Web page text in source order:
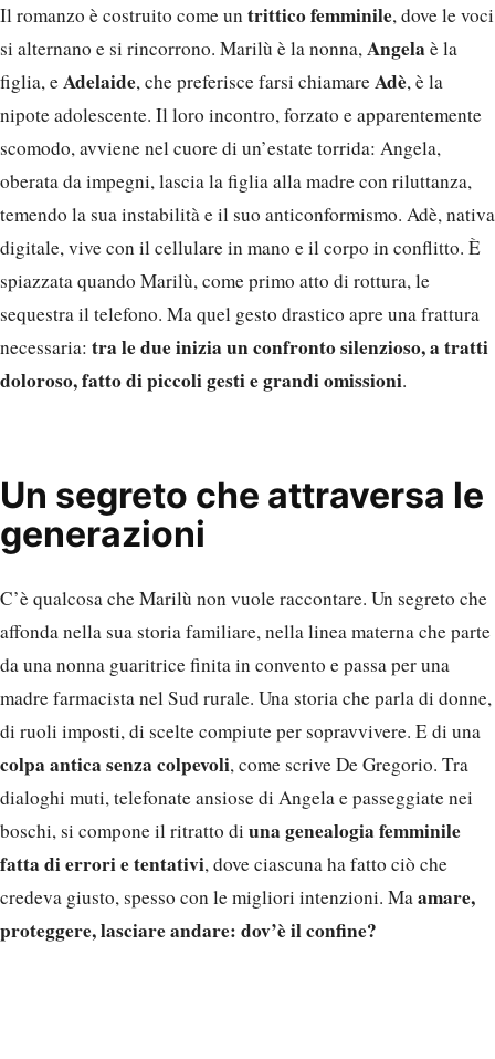
Il romanzo è costruito come untrittico femminile, dove le voci
si alternano e si rincorrono. Marilù è la nonna,Angela è la
figlia, eAdelaide, che preferisce farsi chiamareAdè, è la
nipote adolescente. Il loro incontro, forzato e apparentemente
scomodo, avviene nel cuore di un’estate torrida: Angela,
oberata da impegni, lascia la figlia alla madre con riluttanza,
temendo la sua instabilità e il suo anticonformismo. Adè, nativa
digitale, vive con il cellulare in mano e il corpo in conflitto. È
spiazzata quando Marilù, come primo atto di rottura, le
sequestra il telefono. Ma quel gesto drastico apre una frattura
necessaria: tra le due inizia un confronto silenzioso, a tratti
doloroso, fatto di piccoli gesti e grandi omissioni.
Un segreto che attraversa le
generazioni
C’è qualcosa che Marilù non vuole raccontare. Un segreto che
affonda nella sua storia familiare, nella linea materna che parte
da una nonna guaritrice finita in convento e passa per una
madre farmacista nel Sud rurale. Una storia che parla di donne,
di ruoli imposti, di scelte compiute per sopravvivere. E di una
colpa antica senza colpevoli, come scrive De Gregorio. Tra
dialoghi muti, telefonate ansiose di Angela e passeggiate nei
boschi, si compone il ritratto di una genealogia femminile
fatta di errori e tentativi, dove ciascuna ha fatto ciò che
credeva giusto, spesso con le migliori intenzioni. Maamare,
proteggere, lasciare andare: dov’è il confine?